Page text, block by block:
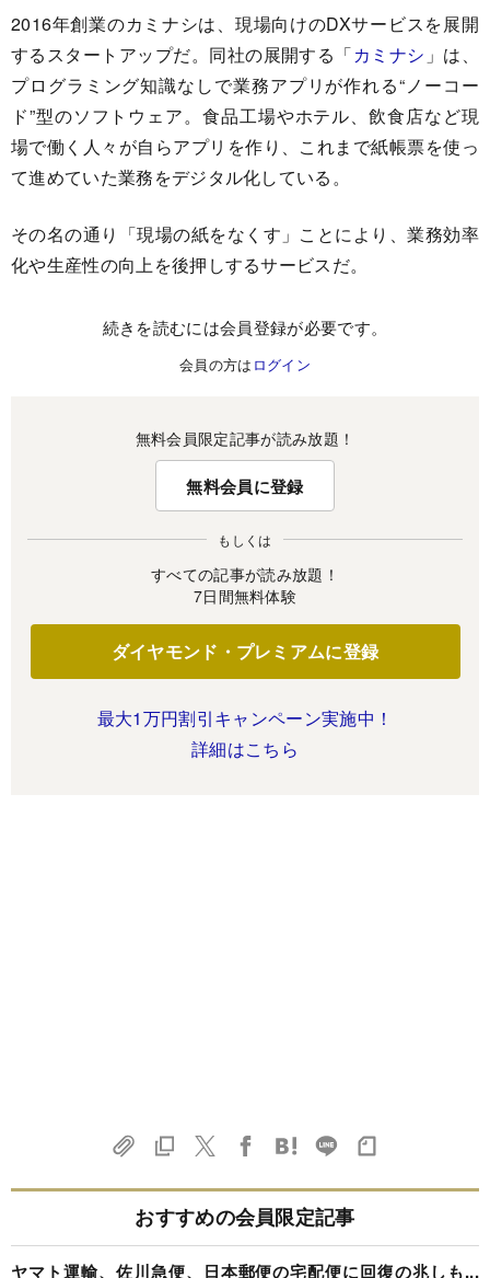
2016年創業のカミナシは、現場向けのDXサービスを展開
するスタートアップだ。同社の展開する「カミナシ 」は、
プログラミング知識なしで業務アプリが作れる“ノーコー
ド”型のソフトウェア。食品工場やホテル、飲食店など現
場で働く人々が自らアプリを作り、これまで紙帳票を使っ
て進めていた業務をデジタル化している。
その名の通り「現場の紙をなくす」ことにより、業務効率
化や生産性の向上を後押しするサービスだ。
続きを読むには会員登録が必要です。
会員の方は ログイン
無料会員限定記事が読み放題！
無料会員に登録
もしくは
すべての記事が読み放題！
7日間無料体験
ダイヤモンド・プレミアムに登録
最大1万円割引キャンペーン実施中！
詳細はこちら
おすすめの会員限定記事
ヤマト運輸、佐川急便、日本郵便の宅配便に回復の兆しも...